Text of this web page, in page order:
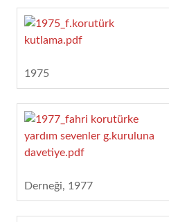
1975
Derneği 1977